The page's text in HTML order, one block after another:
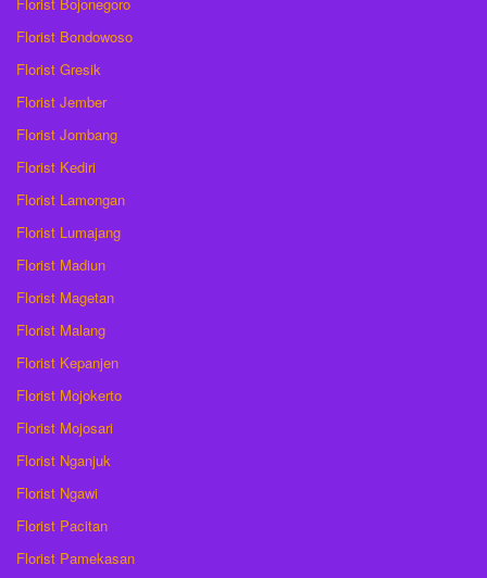
Florist Bondowoso
Florist Gresik
Florist Jember
Florist Jombang
Florist Kediri
Florist Lamongan
Florist Lumajang
Florist Madiun
Florist Magetan
Florist Malang
Florist Kepanjen
Florist Mojokerto
Florist Mojosari
Florist Nganjuk
Florist Ngawi
Florist Pacitan
Florist Pamekasan